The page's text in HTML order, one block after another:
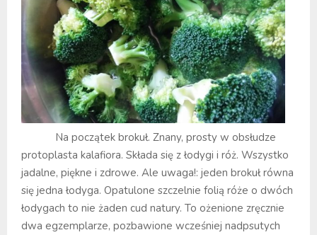
Na początek brokuł. Znany, prosty w obsłudze
protoplasta kalafiora. Składa się z łodygi i róż. Wszystko
jadalne, piękne i zdrowe. Ale uwaga!: jeden brokuł równa
się jedna łodyga. Opatulone szczelnie folią róże o dwóch
łodygach to nie żaden cud natury. To ożenione zręcznie
dwa egzemplarze, pozbawione wcześniej nadpsutych